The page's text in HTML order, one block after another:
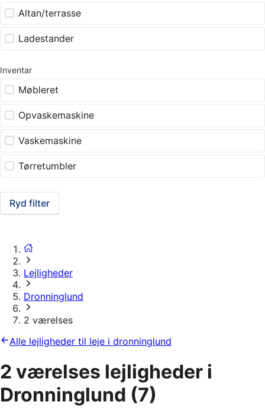
Altan/terrasse
Ladestander
Inventar
Møbleret
Opvaskemaskine
Vaskemaskine
Tørretumbler
Ryd filter
Lejligheder
Dronninglund
2 værelses
Alle lejligheder til leje i dronninglund
2 værelses lejligheder i
Dronninglund (7)